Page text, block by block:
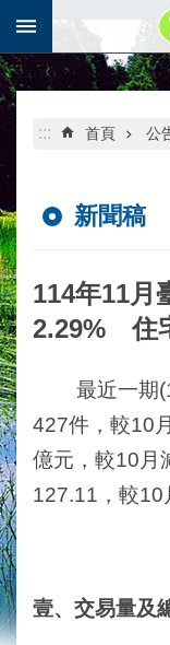
跳到主要內容區塊
::: 首頁 公
新聞稿
114年11月
2.29% 住
最近一期
427件，較10
億元，較10月
127.11，較10
壹、交易量及